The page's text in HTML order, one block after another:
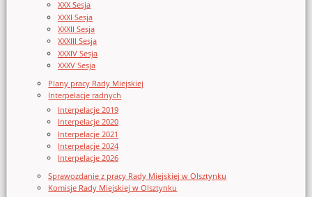
XXX Sesja
XXXI Sesja
XXXII Sesja
XXXIII Sesja
XXXIV Sesja
XXXV Sesja
Plany pracy Rady Miejskiej
Interpelacje radnych
Interpelacje 2019
Interpelacje 2020
Interpelacje 2021
Interpelacje 2024
Interpelacje 2026
Sprawozdanie z pracy Rady Miejskiej w Olsztynku
Komisje Rady Miejskiej w Olsztynku